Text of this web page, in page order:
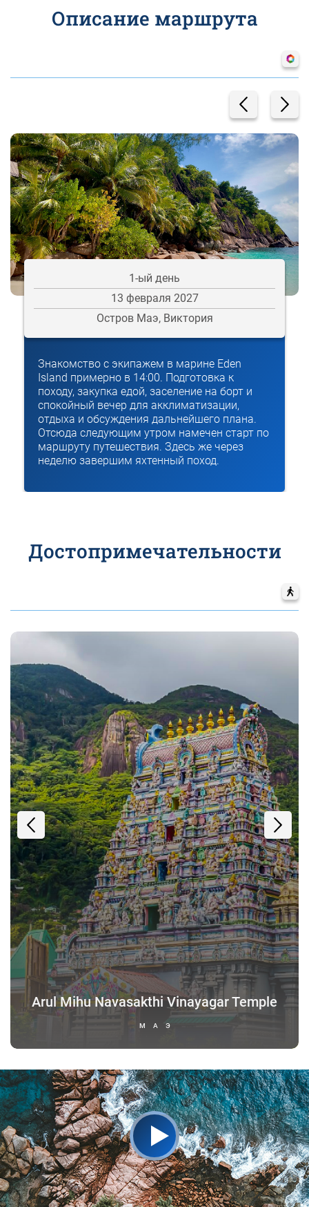
Описание маршрута
1-ый день
13 февраля 2027
Остров Маэ, Виктория
Знакомство с экипажем в марине Eden
Island примерно в 14:00. Подготовка к
походу, закупка едой, заселение на борт и
спокойный вечер для акклиматизации,
отдыха и обсуждения дальнейшего плана.
Отсюда следующим утром намечен старт по
маршруту путешествия. Здесь же через
неделю завершим яхтенный поход.
Достопримечательности
Arul Mihu Navasakthi Vinayagar Temple
МАЭ